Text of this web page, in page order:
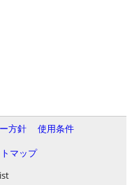
方針
使用条件
マップ